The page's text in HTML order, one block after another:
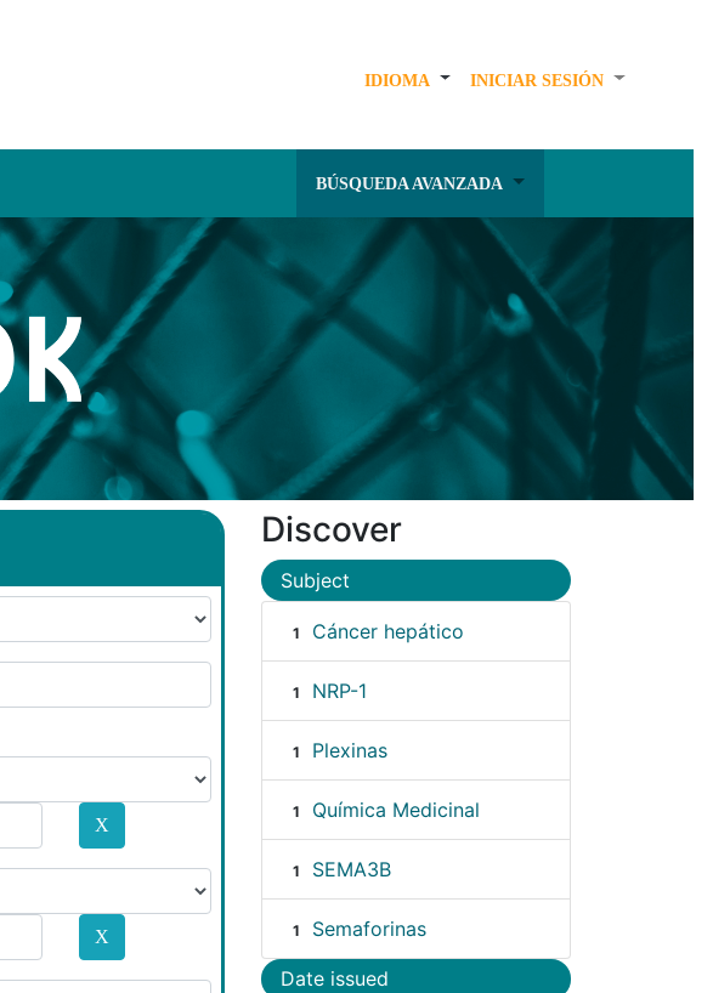
IDIOMA INICIAR SESIÓN
BÚSQUEDA AVANZADA
Discover
Subject
1 Cáncer hepático
1 NRP-1
1 Plexinas
1 Química Medicinal
1 SEMA3B
1 Semaforinas
Date issued